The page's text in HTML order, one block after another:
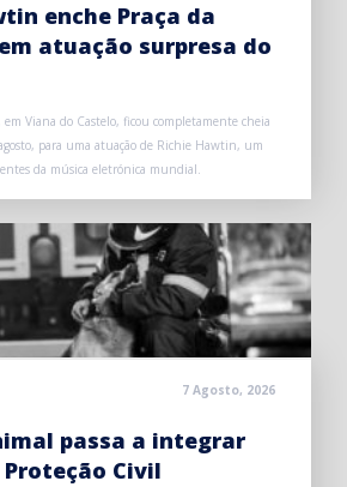
enche Praça da
atuação surpresa do
em Viana do Castelo, ficou completamente cheia
para uma atuação de Richie Hawtin, um
da música eletrónica mundial.
7 Agosto, 2026
passa a integrar
Civil